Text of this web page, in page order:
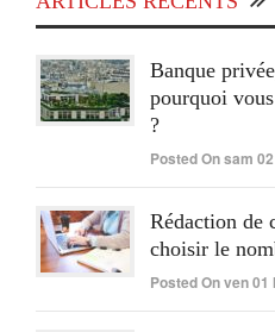
Banque
pourquoi
?
Posted On sam
Rédaction de
choisir le
Posted On ven 01